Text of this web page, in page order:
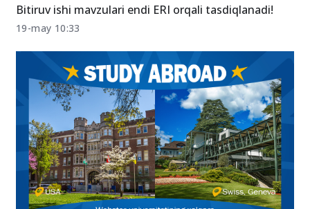
Bitiruv ishi mavzulari endi ERI orqali tasdiqlanadi!
19-may 10:33